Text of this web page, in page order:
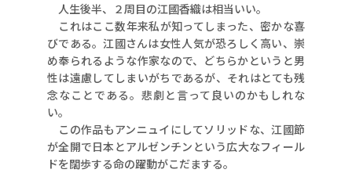
人生後半、２周目の江國香織は相当いい。
これはここ数年来私が知ってしまった、密かな喜
びである。江國さんは女性人気が恐ろしく高い、崇
め奉られるような作家なので、どちらかというと男
性は遠慮してしまいがちであるが、それはとても残
念なことである。悲劇と言って良いのかもしれな
い。
この作品もアンニュイにしてソリッドな、江國節
が全開で日本とアルゼンチンという広大なフィール
ドを闊歩する命の躍動がこだまする。